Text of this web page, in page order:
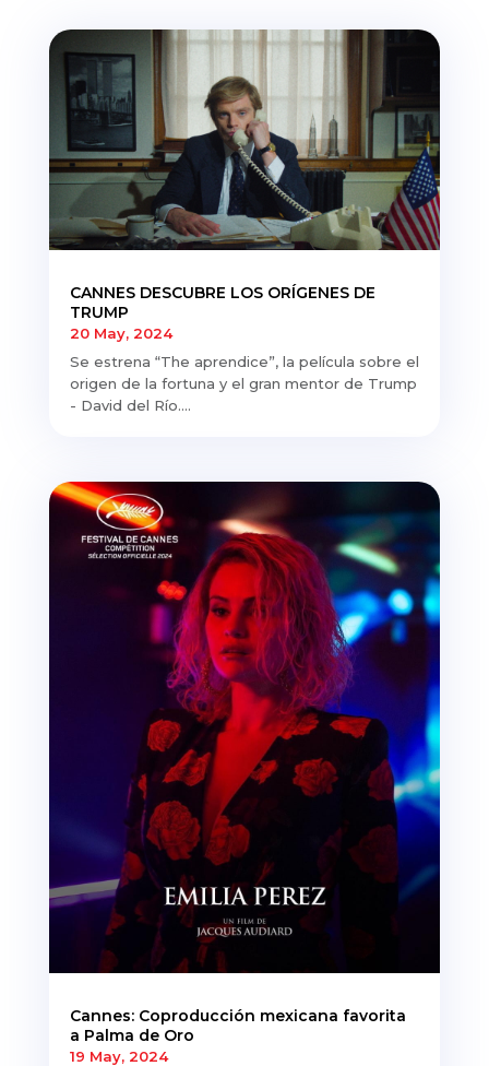
CANNES DESCUBRE LOS ORÍGENES DE
TRUMP
20 May, 2024
Se estrena “The aprendice”, la película sobre el
origen de la fortuna y el gran mentor de Trump
- David del Río....
Cannes: Coproducción mexicana favorita
a Palma de Oro
19 May, 2024